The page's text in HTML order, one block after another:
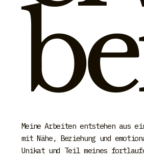
Meine Arbeiten entstehen aus
mit Nähe, Beziehung und
Unikat und Teil meines